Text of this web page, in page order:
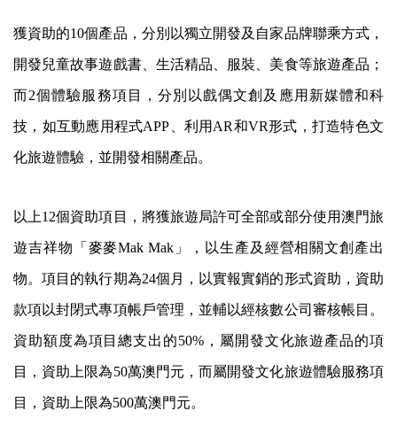
獲資助的10個產品，分別以獨立開發及自家品牌聯乘方式，
開發兒童故事遊戲書、生活精品、服裝、美食等旅遊產品；
而2個體驗服務項目，分別以戲偶文創及應用新媒體和科
技，如互動應用程式APP、利用AR和VR形式，打造特色文
化旅遊體驗，並開發相關產品。
以上12個資助項目，將獲旅遊局許可全部或部分使用澳門旅
遊吉祥物「麥麥Mak Mak」，以生產及經營相關文創產出
物。項目的執行期為24個月，以實報實銷的形式資助，資助
款項以封閉式專項帳戶管理，並輔以經核數公司審核帳目。
資助額度為項目總支出的50%，屬開發文化旅遊產品的項
目，資助上限為50萬澳門元，而屬開發文化旅遊體驗服務項
目，資助上限為500萬澳門元。